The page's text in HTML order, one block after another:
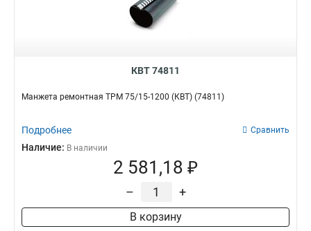
КВТ 74811
Манжета ремонтная ТРМ 75/15-1200 (КВТ) (74811)
Подробнее Сравнить
Наличие: В наличии
2 581,18 ₽
– +
В корзину